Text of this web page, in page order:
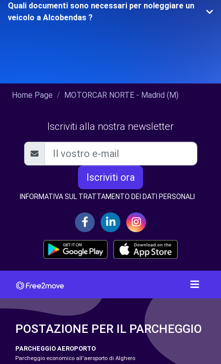
Quali documenti sono necessari per noleggiare un
veicolo a Alcobendas ?
Home Page MOTORCAR NORTE - Madrid (M)
Iscriviti alla nostra newsletter
Iscriviti ora
INFORMATIVA SUL TRATTAMENTO DEI DATI PERSONALI
POSTAZIONE PER IL PARCHEGGIO
PARCHEGGIO AEROPORTO
Parcheggio economico all'aeroporto di Alghero